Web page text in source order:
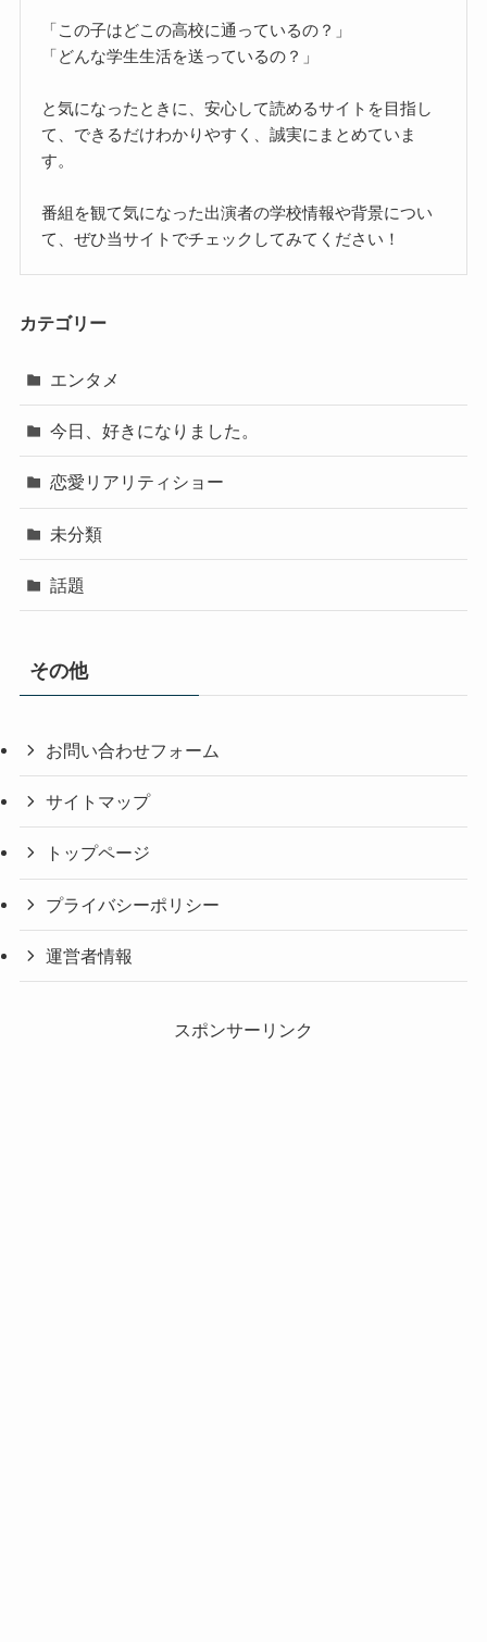
「この子はどこの高校に通っているの？」
「どんな学生生活を送っているの？」
と気になったときに、安心して読めるサイトを目指し
て、できるだけわかりやすく、誠実にまとめていま
す。
番組を観て気になった出演者の学校情報や背景につい
て、ぜひ当サイトでチェックしてみてください！
カテゴリー
エンタメ
今日、好きになりました。
恋愛リアリティショー
未分類
話題
その他
お問い合わせフォーム
サイトマップ
トップページ
プライバシーポリシー
運営者情報
スポンサーリンク